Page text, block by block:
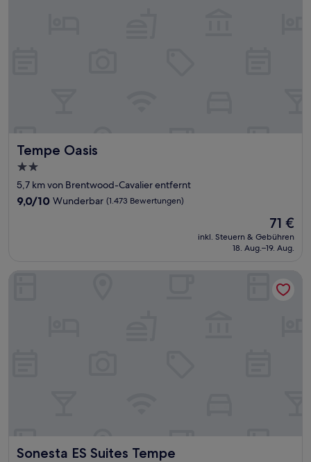
Tempe Oasis
Tempe Oasis
2.0-
Sterne-
Unterkunft
5,7 km von Brentwood-Cavalier entfernt
9.0
9,0/10 Wunderbar (1.473 Bewertungen)
Der
Preis
beträgt
71 €
inkl. Steuern & Gebühren
18. Aug.–19. Aug.
Sonesta ES Suites Tempe
Sonesta ES Suites Tempe